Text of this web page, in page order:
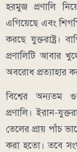
হরমুজ প্রণালি
এগিয়েছে এবং
করছে যুক্তরাষ্ট্র।
প্রণালিটি আবার
অবরোধ প্রত্যাহার
বিশ্বের অন্যতম
প্রণালি। ইরান-
তেলের প্রায় পাঁচ
করা হতো। তবে